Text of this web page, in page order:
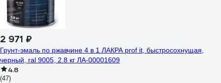
2 971 ₽
Грунт-эмаль по ржавчине 4 в 1 ЛАКРА prof it, быстросохнущая,
черный, ral 9005, 2.8 кг ЛА-00001609
4.8
(47)